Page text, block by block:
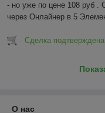
- но уже по цене 108 руб .
через Онлайнер в 5
Сделка подтверждена
О нас